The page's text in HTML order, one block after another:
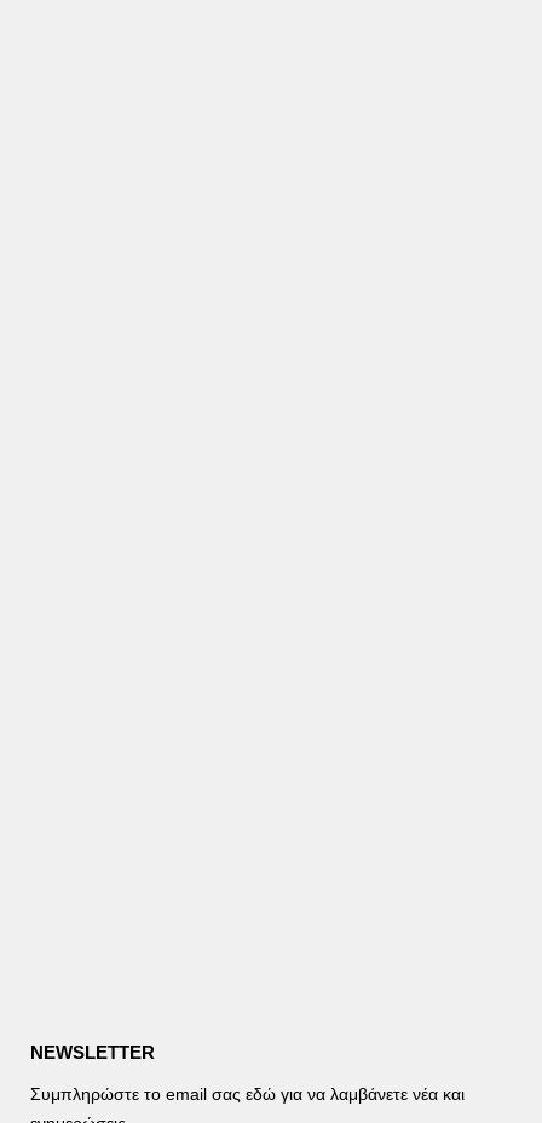
NEWSLETTER
Συμπληρώστε το email σας εδώ για να λαμβάνετε νέα και